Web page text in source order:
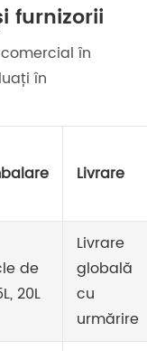
furnizorii
în
în
Livrare
de
20L
Livrare
globală
cu
urmărire